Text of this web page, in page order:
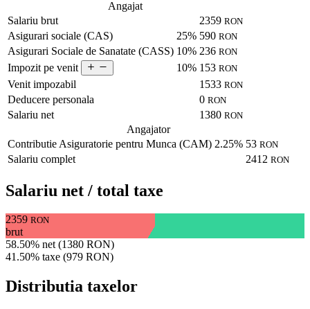
Angajat
Salariu brut
2359 RON
Asigurari sociale (CAS) 25% 590 RON
Asigurari Sociale de Sanatate (CASS) 10% 236 RON
Impozit pe venit 10% 153 RON
Venit impozabil 1533 RON
Deducere personala 0 RON
Salariu net 1380 RON
Angajator
Contributie Asiguratorie pentru Munca (CAM) 2.25% 53 RON
Salariu complet 2412 RON
Salariu net / total taxe
2359 RON
brut
58.50% net (1380 RON)
41.50% taxe (979 RON)
Distributia taxelor